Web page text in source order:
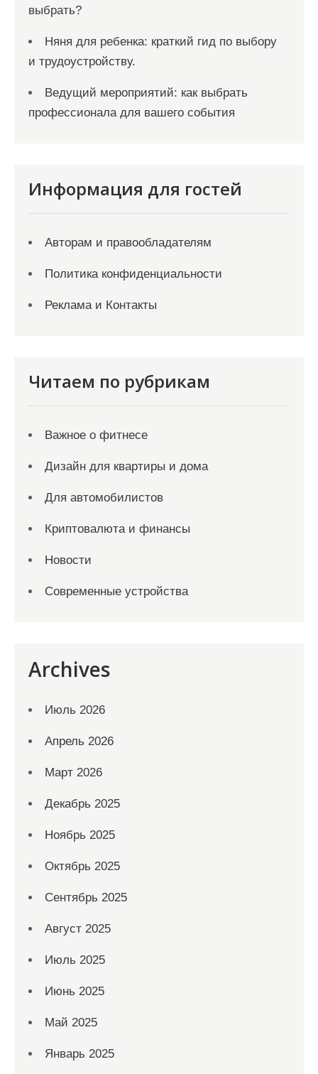
выбрать?
Няня для ребенка: краткий гид по выбору
и трудоустройству.
Ведущий мероприятий: как выбрать
профессионала для вашего события
Информация для гостей
Авторам и правообладателям
Политика конфиденциальности
Реклама и Контакты
Читаем по рубрикам
Важное о фитнесе
Дизайн для квартиры и дома
Для автомобилистов
Криптовалюта и финансы
Новости
Современные устройства
Archives
Июль 2026
Апрель 2026
Март 2026
Декабрь 2025
Ноябрь 2025
Октябрь 2025
Сентябрь 2025
Август 2025
Июль 2025
Июнь 2025
Май 2025
Январь 2025